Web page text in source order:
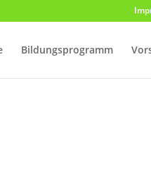
Bildungsprogramm